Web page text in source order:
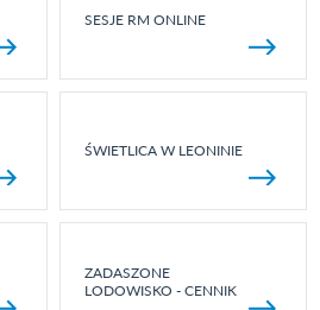
SESJE RM ONLINE
ŚWIETLICA W LEONINIE
ZADASZONE
LODOWISKO - CENNIK